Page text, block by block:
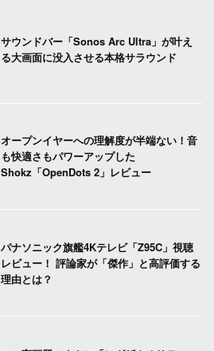
サウンドバー「Sonos Arc Ultra」が叶え
る大画面に没入させる本格サラウンド
オープンイヤーへの理解度が半端ない！音
も快適さもパワーアップした
Shokz「OpenDots 2」レビュー
パナソニック旗艦4Kテレビ「Z95C」視聴
レビュー！ 評論家が「傑作」と高評価する
理由とは？